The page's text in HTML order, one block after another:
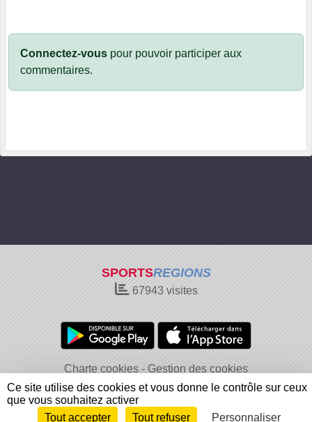
Connectez-vous pour pouvoir participer aux
commentaires.
SPORTSREGIONS
67943visites
Charte cookies
Gestion des cookies
Informations légales
Signaler un contenu inapproprié
Envie de participer ? Connexion
Ce site utilise des cookies et vous donne le contrôle sur ceux
que vous souhaitez activer
Tout accepter
Tout refuser Personnaliser